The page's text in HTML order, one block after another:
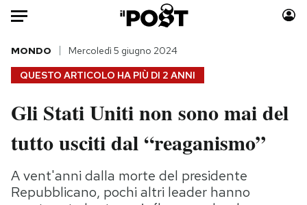
Auto
HOME
Italia
Politica
Tecnologia
Internet
Moda
Consumismi
Storie/Idee
Ok Boomer!
QUESTO ARTICOLO HA PIÙ DI 2 ANNI
MONDO Mercoledì 5 giugno 2024
Gli Stati Uniti non sono mai del
tutto usciti dal “reaganismo”
A vent'anni dalla morte del presidente
Repubblicano, pochi altri leader hanno